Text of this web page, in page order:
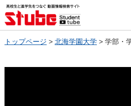
トップページ > 北海学園大学> 学部・